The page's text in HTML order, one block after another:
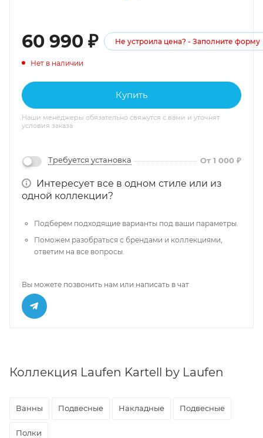
60 990 ₽ Не устроила цена? - Заполните форму
Нет в наличии
Купить
Наши менеджеры обязательно свяжутся с вами и уточнят
условия заказа
Требуется установка От 1 000 ₽
Интересует все в одном стиле или из
одной коллекции?
Подберем подходящие варианты под ваши параметры.
Поможем разобраться с брендами и коллекциями,
ответим на все вопросы.
Вы можете позвонить нам или написать в чат
Коллекция Laufen Kartell by Laufen
Ванны Подвесные Накладные Подвесные
Полки